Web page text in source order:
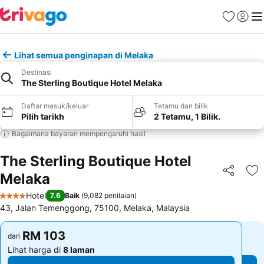
Kegemaran
Daftar
Lihat semua penginapan di Melaka
Destinasi
The Sterling Boutique Hotel Melaka
Daftar masuk/keluar
Pilih tarikh
Tetamu dan bilik
2 Tetamu, 1 Bilik.
Bagaimana bayaran mempengaruhi hasil
The Sterling Boutique Hotel
Melaka
Kongsi
4 Bintang
Hotel 7.6 Baik (9,082 penilaian)
43, Jalan Temenggong, 75100, Melaka, Malaysia
dari RM 103
Lihat harga di 8 laman
dari RM 103
Lihat harga di 8 laman